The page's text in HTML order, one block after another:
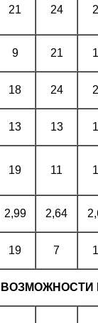
21 24
9 21
18 24
13 13
19 11
2,99 2,64
19 7
ВОЗМОЖНОСТИ